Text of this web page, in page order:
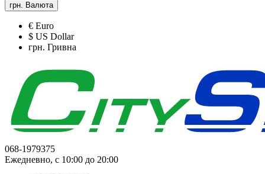
грн. Валюта
€ Euro
$ US Dollar
грн. Гривна
068-1979375
Ежедневно, с 10:00 до 20:00